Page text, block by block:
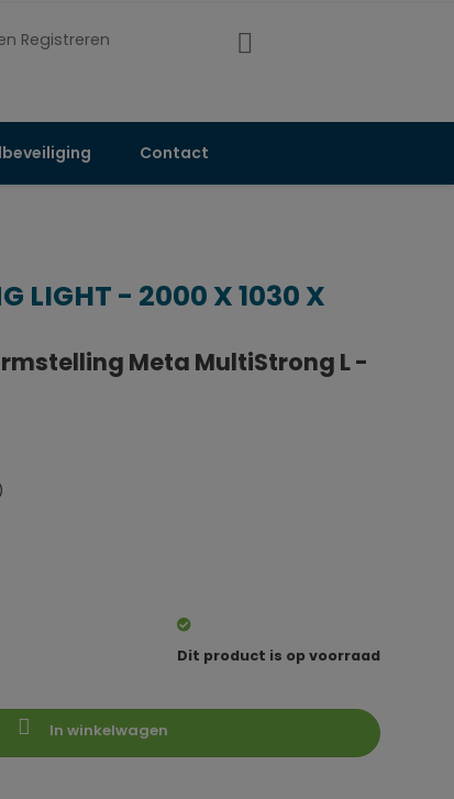
Registreren
Contact
LIGHT - 2000 X 1030 X
Meta MultiStrong L -
Dit product is op voorraad
In winkelwagen